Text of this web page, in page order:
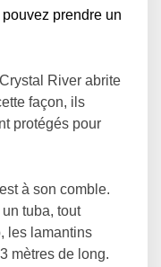
prendre un
River abrite
façon, ils
protégés pour
à son comble.
tuba, tout
les lamantins
mètres de long.